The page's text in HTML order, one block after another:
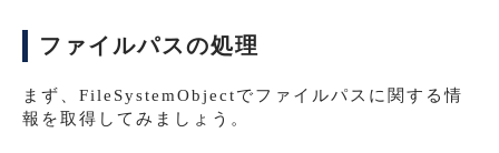
ファイルパスの処理
まず、FileSystemObjectでファイルパスに関する情
報を取得してみましょう。